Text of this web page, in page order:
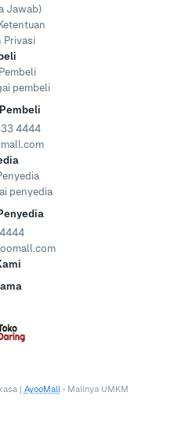
Jawab)
Privasi
pembeli
4444
penyedia
| AyooMall • Mallnya UMKM